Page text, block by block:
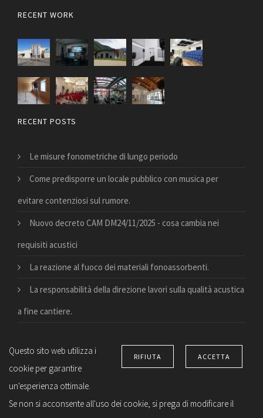
RECENT WORK
RECENT POSTS
Le misure fonometriche di lungo periodo
Come predisporre un locale pubblico con musica per
evitare contenziosi sul rumore.
Nuovo decreto CAM DM24/11/2025 - cosa cambia nei
requisiti acustici
La reazione al fuoco dei materiali fonoassorbenti.
La responsabilità della direzione lavori sulla qualità acustica
a fine cantiere.
notice– Privacy Apps
Credits
ACCETTA
RIFIUTA
Questo sito web utilizza i
cookie per garantire
un'esperienza ottimale.
Se non si acconsente all'uso dei cookie, si prega di modificare il